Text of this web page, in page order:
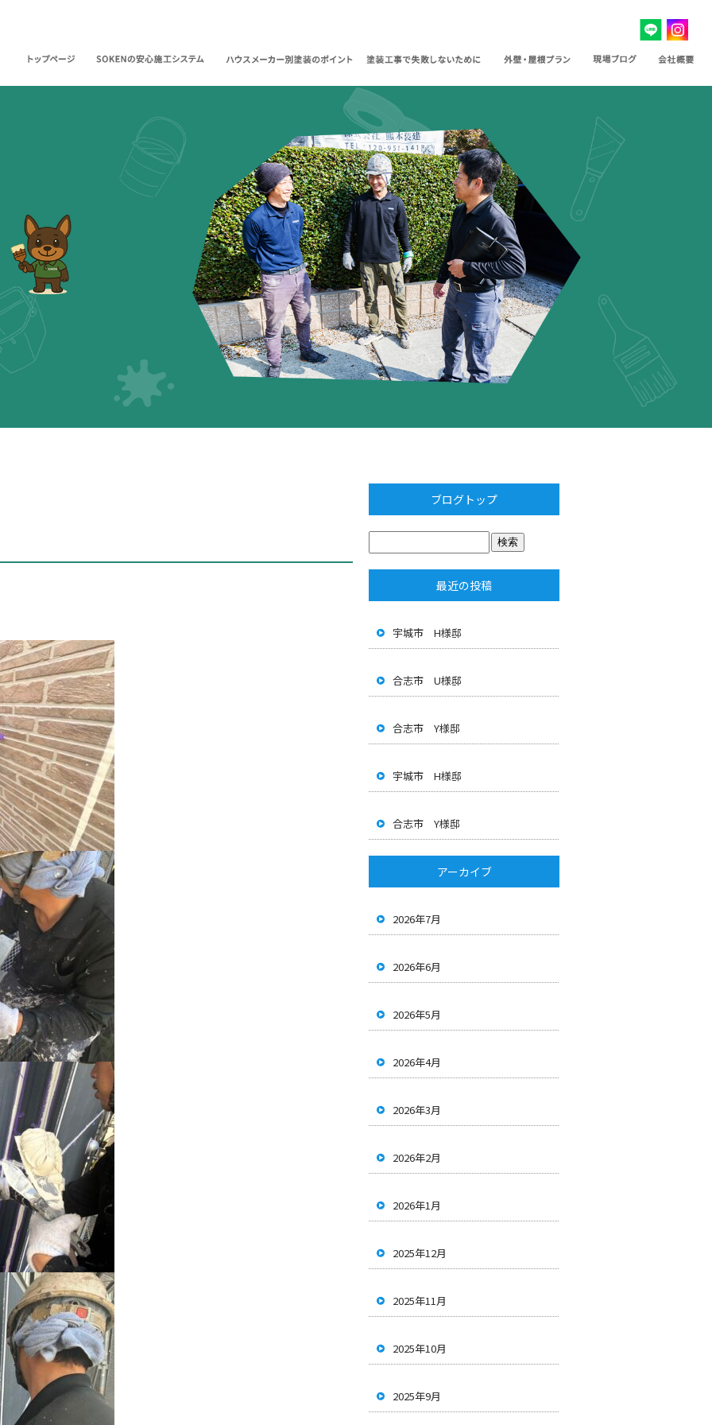
ブログトップ
最近の投稿
宇城市 H様邸
合志市 U様邸
合志市 Y様邸
宇城市 H様邸
合志市 Y様邸
アーカイブ
2026年7月
2026年6月
2026年5月
2026年4月
2026年3月
2026年2月
2026年1月
2025年12月
2025年11月
2025年10月
2025年9月